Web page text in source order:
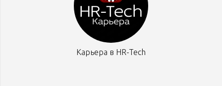
Карьера в HR-Tech